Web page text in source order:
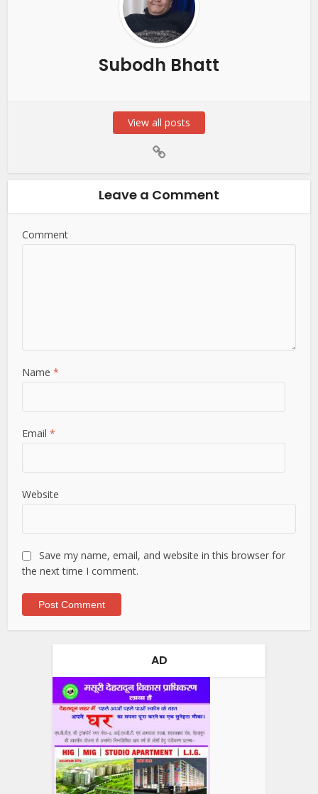
Subodh Bhatt
View all posts
Leave a Comment
Comment
Name*
Email*
Website
Save my name, email, and website in this browser for
the next time I comment.
AD